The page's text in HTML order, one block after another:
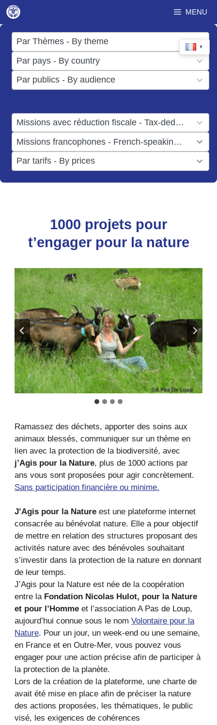
Aller
au
contenu
MENU
▼
Par Thèmes - By theme
17
results
available
Par pays - By country
50
results
available
Par publics - By audience
results
Missions avec réduction fiscale - Tax-deductible missions
result
available
Missions francophones - French-speaking missions
result
available
Par tarifs - By prices
results
available
1000 projets pour
t’engager pour la nature
Ramassez des déchets, apporter des soins aux
animaux blessés, communiquer sur un thème en
lien avec la protection de la biodiversité, avec
j’Agis pour la Nature, plus de 1000 actions par
ans vous sont proposées pour agir concrètement.
Sans participation financière ou minime.
J’Agis pour la Nature est une plateforme internet
consacrée au bénévolat nature. Elle a pour objectif
de mettre en relation des structures proposant des
activités nature avec des bénévoles souhaitant
s’investir dans la protection de la nature en donnant
de leur temps.
J’Agis pour la Nature est née de la coopération
entre la Fondation Nicolas Hulot, pour la Nature
et pour l’Homme et l’association A Pas de Loup,
aujourd’hui connue sous le nom Volontaire pour la
Nature. Pour un jour, un week-end ou une semaine,
en France et en Outre-Mer, vous pouvez vous
engager pour une action précise afin de participer à
la protection de la planète.
Lors de la création de la plateforme, une charte de
avait été mise en place afin de préciser la nature
des actions proposées, les thématiques, le public
visé, les exigences de cohérences